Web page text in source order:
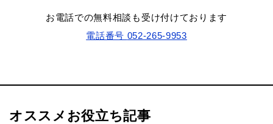
お電話での無料相談も受け付けております
電話番号 052-265-9953
オススメお役立ち記事